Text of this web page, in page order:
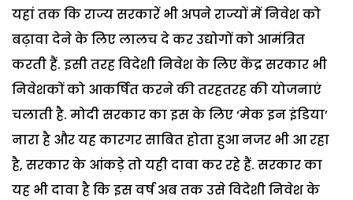
यहां तक कि राज्य सरकारें भी अपने राज्यों में निवेश को
बढ़ावा देने के लिए लालच दे कर उद्योगों को आमंत्रित
करती हैं. इसी तरह विदेशी निवेश के लिए केंद्र सरकार भी
निवेशकों को आकर्षित करने की तरहतरह की योजनाएं
चलाती है. मोदी सरकार का इस के लिए ‘मेक इन इंडिया’
नारा है और यह कारगर साबित होता हुआ नजर भी आ रहा
है, सरकार के आंकड़े तो यही दावा कर रहे हैं. सरकार का
यह भी दावा है कि इस वर्ष अब तक उसे विदेशी निवेश के